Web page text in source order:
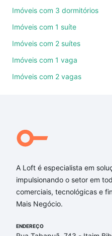
ruas, bairros e até
também pode usar os
quartos, suítes, com ou
comodidades, como
Qual o preço de Imóveis
Parque Vitória Régia,
Aqui na Loft temos a
Imóveis com 4 suites à
Régia, Sorocaba, SP que
com nossas opções de
ainda tem alguma
Imóveis com 3 dormitórios
Imóveis com 1 suíte
Imóveis com 2 suítes
Imóveis com 1 vaga
Imóveis com 2 vagas
A Loft é especialista em
impulsionando o setor em
comerciais, tecnológicas e
Mais Negócio.
ENDEREÇO